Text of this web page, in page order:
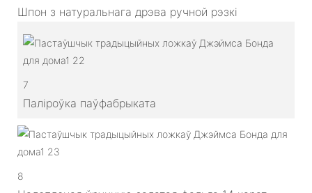
Шпон з натуральнага дрэва ручной рэзкі
7
Паліроўка паўфабрыката
8